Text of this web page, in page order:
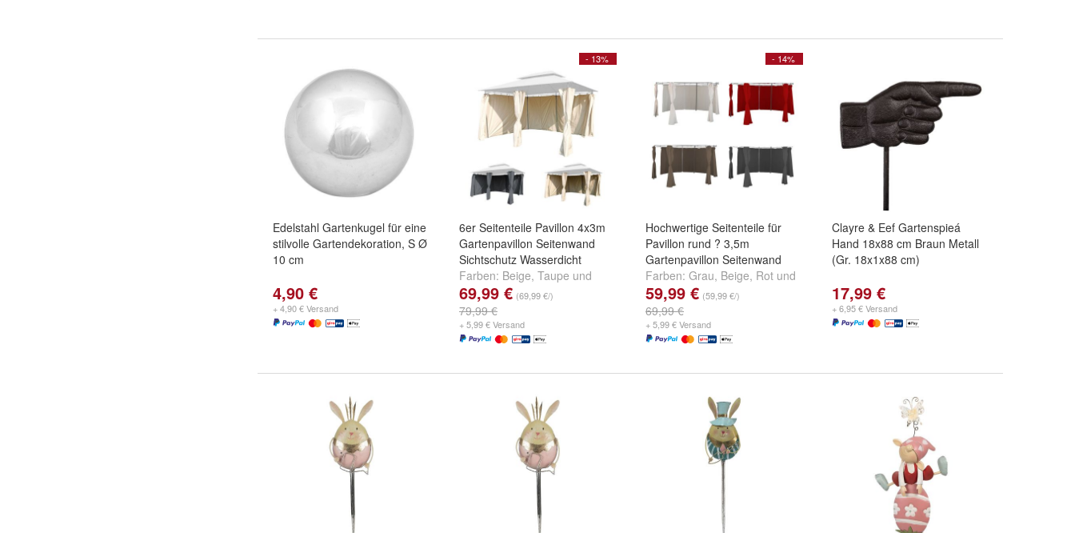
Edelstahl Gartenkugel für eine
stilvolle Gartendekoration, S Ø
10 cm
4,90 €
+ 4,90 € Versand
- 13%
6er Seitenteile Pavillon 4x3m
Gartenpavillon Seitenwand
Sichtschutz Wasserdicht
Farben: Beige, Taupe und
Grau
69,99 € (69,99 €/)
79,99 €
+ 5,99 € Versand
- 14%
Hochwertige Seitenteile für
Pavillon rund ? 3,5m
Gartenpavillon Seitenwand
Farben: Grau, Beige, Rot und
weitere ...
59,99 € (59,99 €/)
69,99 €
+ 5,99 € Versand
Clayre & Eef Gartenspieá
Hand 18x88 cm Braun Metall
(Gr. 18x1x88 cm)
17,99 €
+ 6,95 € Versand